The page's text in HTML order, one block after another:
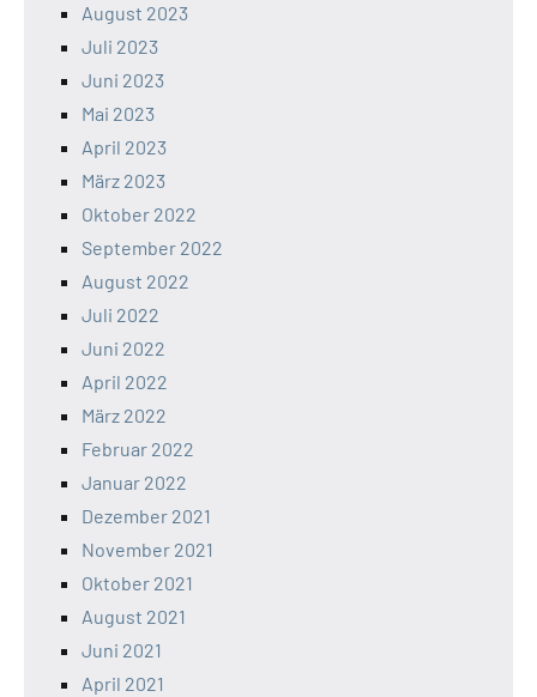
August 2023
Juli 2023
Juni 2023
Mai 2023
April 2023
März 2023
Oktober 2022
September 2022
August 2022
Juli 2022
Juni 2022
April 2022
März 2022
Februar 2022
Januar 2022
Dezember 2021
November 2021
Oktober 2021
August 2021
Juni 2021
April 2021